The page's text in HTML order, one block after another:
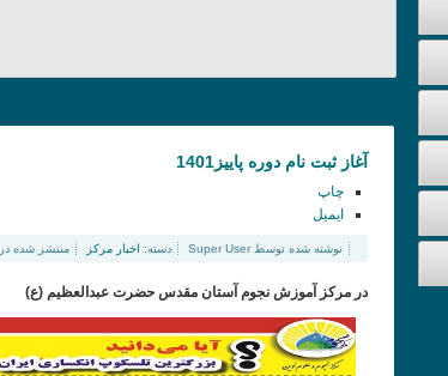
آغاز ثبت نام دوره پاییز1401
چاپ
ایمیل
نوشته شده توسطSuper User دسته: اخبار مرکز منتشر شده در 12 مهر 1401
در مرکز آموزش نجوم آستان مقدس حضرت عبدالعظیم (ع)